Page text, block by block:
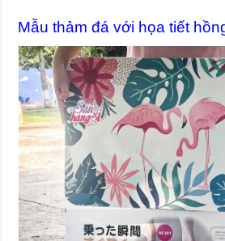
Mẫu thảm đá với họa tiết